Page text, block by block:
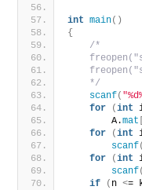
int main()
{
/*
    */
scanf(
for
(int
        A.
mat
for
(int
scanf(
for
(int
scanf(
if
( n <=